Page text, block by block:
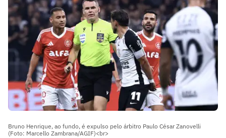
Bruno Henrique, ao fundo, é expulso pelo árbitro Paulo César Zanovelli
(Foto: Marcello Zambrana/AGIF)<br>